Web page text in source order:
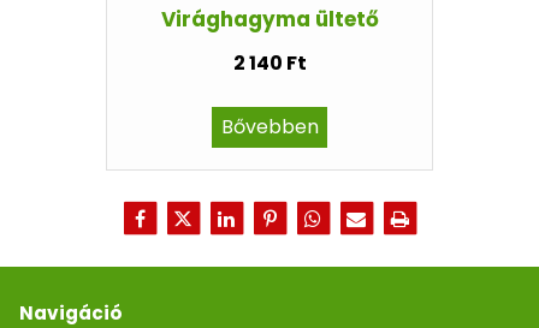
Virághagyma ültető
2 140 Ft
Bővebben
Navigáció